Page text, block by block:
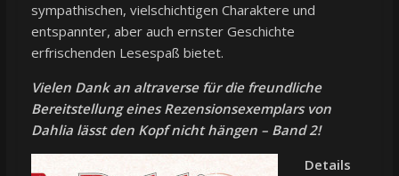
sympathischen, vielschichtigen Charaktere und
entspannter, aber auch ernster Geschichte
erfrischenden Lesespaß bietet.
Vielen Dank an altraverse für die freundliche
Bereitstellung eines Rezensionsexemplars von
Dahlia lässt den Kopf nicht hängen – Band 2!
Details